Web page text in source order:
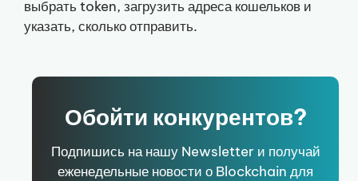
выбрать token, загрузить адреса кошельков и
указать, сколько отправить.
Обойти конкурентов?
Подпишись на нашу Newsletter и получай
еженедельные новости о Blockchain для